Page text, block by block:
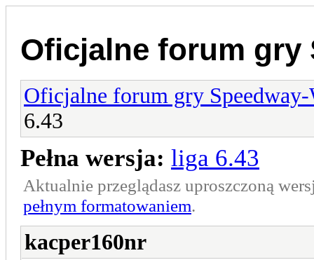
Oficjalne forum gry
Oficjalne forum gry
6.43
Pełna wersja: liga 6.43
Aktualnie przeglądasz uproszczoną
pełnym formatowaniem.
kacper160nr